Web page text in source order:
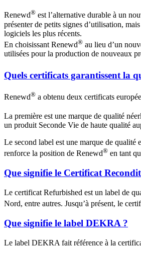
Renewd® est l’alternative durable à un
présenter de petits signes d’utilisation,
logiciels les plus récents.
En choisissant Renewd® au lieu d’un
utilisées pour la production de nouveaux
Quels certificats garantissent la
Renewd® a obtenu deux certificats
La première est une marque de qualité
un produit Seconde Vie de haute qualité
Le second label est une marque de
renforce la position de Renewd® en tant
Que signifie le Certificat
Le certificat Refurbished est un label de
Nord, entre autres. Jusqu’à présent, le
Que signifie le label DEKRA ?
Le label DEKRA fait référence à la